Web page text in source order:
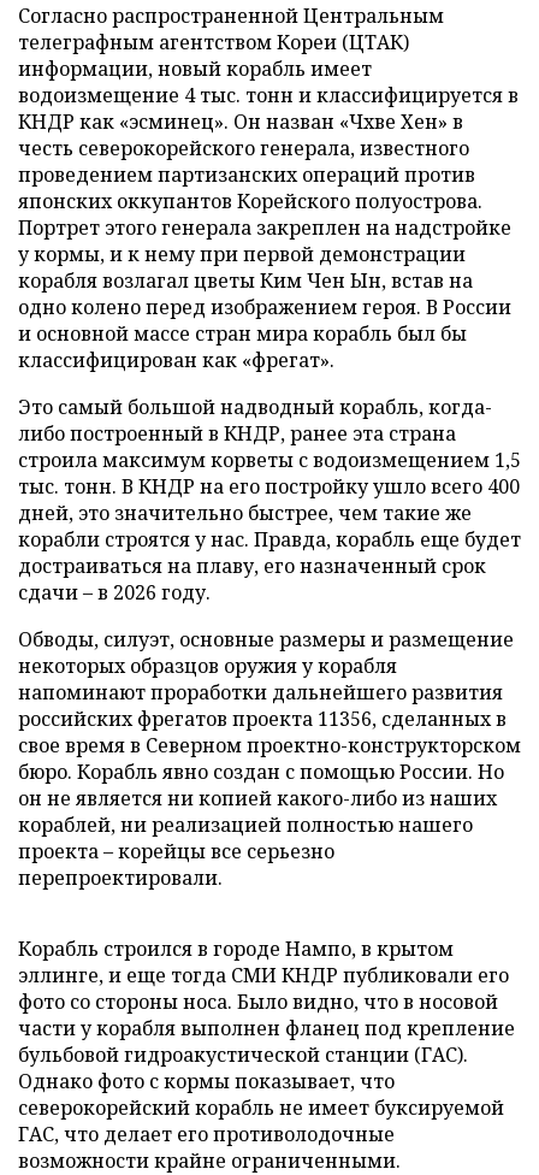
Согласно распространенной Центральным
телеграфным агентством Кореи (ЦТАК)
информации, новый корабль имеет
водоизмещение 4 тыс. тонн и классифицируется в
КНДР как «эсминец». Он назван «Чхве Хен» в
честь северокорейского генерала, известного
проведением партизанских операций против
японских оккупантов Корейского полуострова.
Портрет этого генерала закреплен на надстройке
у кормы, и к нему при первой демонстрации
корабля возлагал цветы Ким Чен Ын, встав на
одно колено перед изображением героя. В России
и основной массе стран мира корабль был бы
классифицирован как «фрегат».
Это самый большой надводный корабль, когда-
либо построенный в КНДР, ранее эта страна
строила максимум корветы с водоизмещением 1,5
тыс. тонн. В КНДР на его постройку ушло всего 400
дней, это значительно быстрее, чем такие же
корабли строятся у нас. Правда, корабль еще будет
достраиваться на плаву, его назначенный срок
сдачи – в 2026 году.
Обводы, силуэт, основные размеры и размещение
некоторых образцов оружия у корабля
напоминают проработки дальнейшего развития
российских фрегатов проекта 11356, сделанных в
свое время в Северном проектно-конструкторском
бюро. Корабль явно создан с помощью России. Но
он не является ни копией какого-либо из наших
кораблей, ни реализацией полностью нашего
проекта – корейцы все серьезно
перепроектировали.
Корабль строился в городе Нампо, в крытом
эллинге, и еще тогда СМИ КНДР публиковали его
фото со стороны носа. Было видно, что в носовой
части у корабля выполнен фланец под крепление
бульбовой гидроакустической станции (ГАС).
Однако фото с кормы показывает, что
северокорейский корабль не имеет буксируемой
ГАС, что делает его противолодочные
возможности крайне ограниченными.